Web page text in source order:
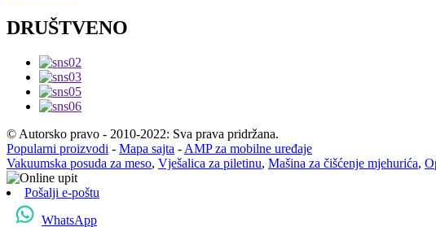
DRUŠTVENO
© Autorsko pravo - 2010-2022: Sva prava pridržana.
Popularni proizvodi - Mapa sajta - AMP za mobilne uređaje
Vakuumska posuda za meso, Vješalica za piletinu, Mašina za čišćenje mjehurića,
Pošalji e-poštu
WhatsApp